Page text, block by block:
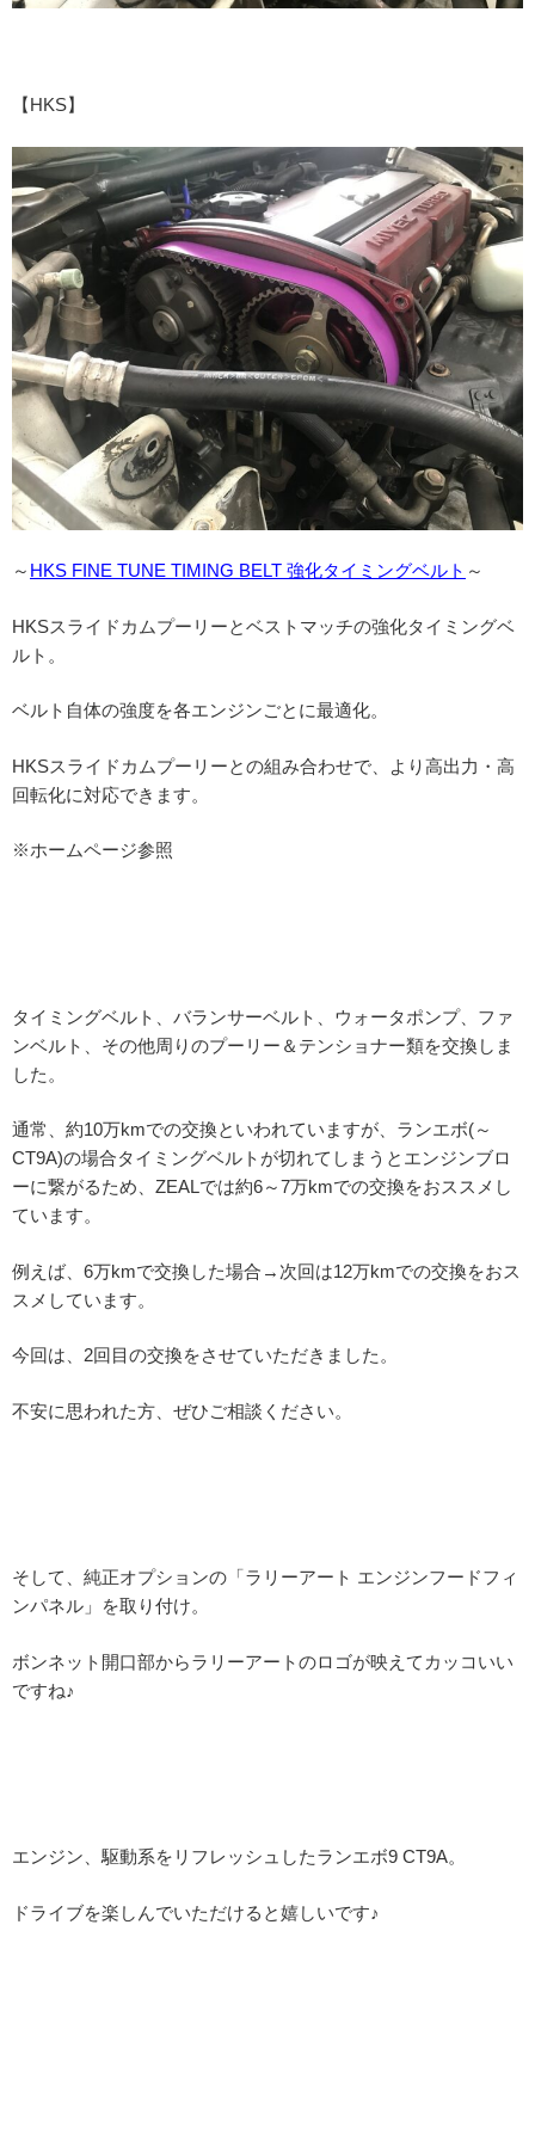
【HKS】
～ HKS FINE TUNE TIMING BELT 強化タイミングベルト ～
HKSスライドカムプーリーとベストマッチの強化タイミングベ
ルト。
ベルト自体の強度を各エンジンごとに最適化。
HKSスライドカムプーリーとの組み合わせで、より高出力・高
回転化に対応できます。
※ホームページ参照
タイミングベルト、バランサーベルト、ウォータポンプ、ファ
ンベルト、その他周りのプーリー＆テンショナー類を交換しま
した。
通常、約10万kmでの交換といわれていますが、ランエボ(～
CT9A)の場合タイミングベルトが切れてしまうとエンジンブロ
ーに繋がるため、ZEALでは約6～7万kmでの交換をおススメし
ています。
例えば、6万kmで交換した場合→次回は12万kmでの交換をおス
スメしています。
今回は、2回目の交換をさせていただきました。
不安に思われた方、ぜひご相談ください。
そして、純正オプションの「ラリーアート エンジンフードフィ
ンパネル」を取り付け。
ボンネット開口部からラリーアートのロゴが映えてカッコいい
ですね♪
エンジン、駆動系をリフレッシュしたランエボ9 CT9A。
ドライブを楽しんでいただけると嬉しいです♪